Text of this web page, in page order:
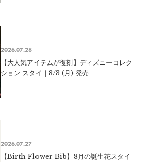
2026.07.28
【大人気アイテムが復刻】ディズニーコレク
ション スタイ｜8/3 (月) 発売
2026.07.27
【Birth Flower Bib】8月の誕生花スタイ